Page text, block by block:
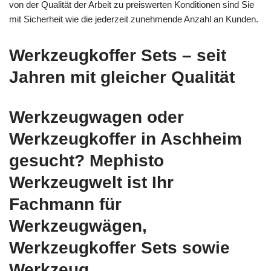
von der Qualität der Arbeit zu preiswerten Konditionen sind Sie
mit Sicherheit wie die jederzeit zunehmende Anzahl an Kunden.
Werkzeugkoffer Sets – seit
Jahren mit gleicher Qualität
Werkzeugwagen oder
Werkzeugkoffer in Aschheim
gesucht? Mephisto
Werkzeugwelt ist Ihr
Fachmann für
Werkzeugwägen,
Werkzeugkoffer Sets sowie